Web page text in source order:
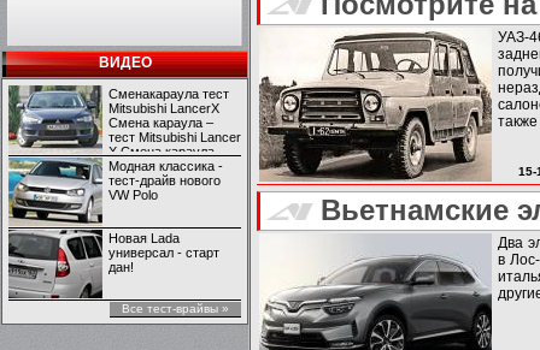
ВИДЕО
Сменакараула тест
Mitsubishi LancerX
Смена караула –
тест Mitsubishi Lancer
X Смена караула –
тест Mitsubishi Lancer
X
Модная классика -
тест-драйв нового
VW Polo
Новая Lada
универсал - старт
дан!
Все тест-врайвы »
УАЗ-
15-
Вьетнамские
Два
в